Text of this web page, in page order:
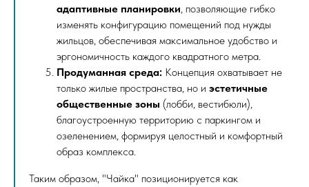
адаптивные планировки, позволяющие гибко
изменять конфигурацию помещений под нужды
жильцов, обеспечивая максимальное удобство и
эргономичность каждого квадратного метра.
Продуманная среда: Концепция охватывает не
только жилые пространства, но и эстетичные
общественные зоны (лобби, вестибюли),
благоустроенную территорию с паркингом и
озеленением, формируя целостный и комфортный
образ комплекса.
Таким образом, "Чайка" позиционируется как